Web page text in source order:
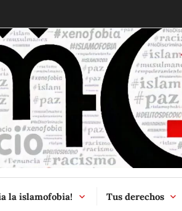
la islamofobia! Tus derechos